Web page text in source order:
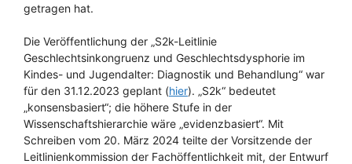
getragen hat.
Die Veröffentlichung der „S2k-Leitlinie
Geschlechtsinkongruenz und Geschlechtsdysphorie im
Kindes- und Jugendalter: Diagnostik und Behandlung“ war
für den 31.12.2023 geplant (hier). „S2k“ bedeutet
„konsensbasiert“; die höhere Stufe in der
Wissenschaftshierarchie wäre „evidenzbasiert“. Mit
Schreiben vom 20. März 2024 teilte der Vorsitzende der
Leitlinienkommission der Fachöffentlichkeit mit, der Entwurf